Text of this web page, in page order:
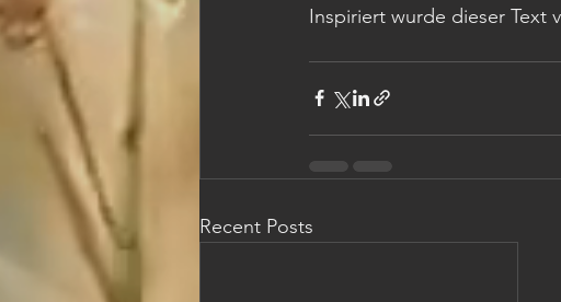
Inspiriert wurde dieser Text
Recent Posts